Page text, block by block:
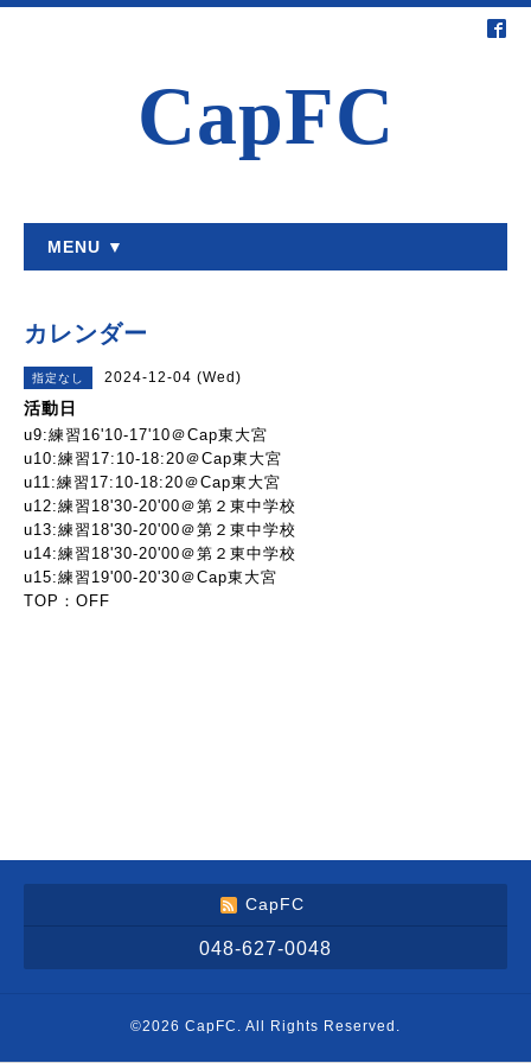
CapFC
MENU ▼
カレンダー
指定なし 2024-12-04 (Wed)
活動日
u9:練習16'10-17'10＠Cap東大宮
u10:練習17:10-18:20＠Cap東大宮
u11:練習17:10-18:20＠Cap東大宮
u12:練習18'30-20'00＠第２東中学校
u13:練習18'30-20'00＠第２東中学校
u14:練習18'30-20'00＠第２東中学校
u15:練習19'00-20'30＠Cap東大宮
TOP：OFF
CapFC
048-627-0048
©2026 CapFC . All Rights Reserved.